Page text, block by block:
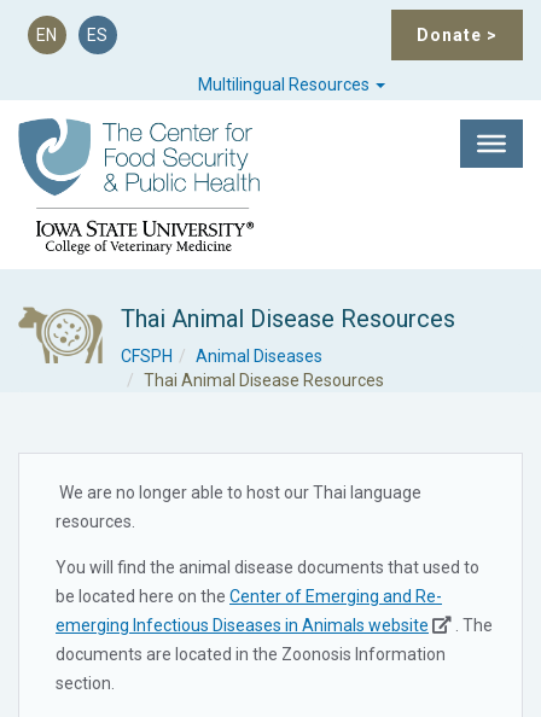
Donate >
EN ES
Multilingual Resources
Thai Animal Disease Resources
CFSPH
Animal Diseases
Thai Animal Disease Resources
We are no longer able to host our Thai language
resources.
You will find the animal disease documents that used to
be located here on the Center of Emerging and Re-
emerging Infectious Diseases in Animals website
. The
documents are located in the Zoonosis Information
section.